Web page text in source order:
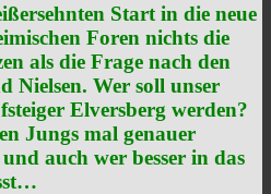
Start in die neue
Foren nichts die
als die Frage nach den
Nielsen. Wer soll unser
Elversberg werden?
Jungs mal genauer
auch wer besser in das